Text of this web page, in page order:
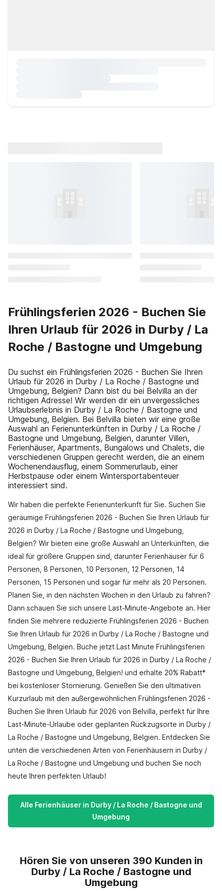
Frühlingsferien 2026 - Buchen Sie
Ihren Urlaub für 2026 in Durby / La
Roche / Bastogne und Umgebung
Du suchst ein Frühlingsferien 2026 - Buchen Sie Ihren
Urlaub für 2026 in Durby / La Roche / Bastogne und
Umgebung, Belgien? Dann bist du bei Belvilla an der
richtigen Adresse! Wir werden dir ein unvergessliches
Urlaubserlebnis in Durby / La Roche / Bastogne und
Umgebung, Belgien. Bei Belvilla bieten wir eine große
Auswahl an Ferienunterkünften in Durby / La Roche /
Bastogne und Umgebung, Belgien, darunter Villen,
Ferienhäuser, Apartments, Bungalows und Chalets, die
verschiedenen Gruppen gerecht werden, die an einem
Wochenendausflug, einem Sommerurlaub, einer
Herbstpause oder einem Wintersportabenteuer
interessiert sind.
Wir haben die perfekte Ferienunterkunft für Sie. Suchen Sie
geräumige Frühlingsferien 2026 - Buchen Sie Ihren Urlaub für
2026 in Durby / La Roche / Bastogne und Umgebung,
Belgien? Wir bieten eine große Auswahl an Unterkünften, die
ideal für größere Gruppen sind, darunter Ferienhäuser für 6
Personen, 8 Personen, 10 Personen, 12 Personen, 14
Personen, 15 Personen und sogar für mehr als 20 Personen.
Planen Sie, in den nächsten Wochen in den Urlaub zu fahren?
Dann schauen Sie sich unsere Last-Minute-Angebote an. Hier
finden Sie mehrere reduzierte Frühlingsferien 2026 - Buchen
Sie Ihren Urlaub für 2026 in Durby / La Roche / Bastogne und
Umgebung, Belgien. Buche jetzt Last Minute Frühlingsferien
2026 - Buchen Sie Ihren Urlaub für 2026 in Durby / La Roche /
Bastogne und Umgebung, Belgien! und erhalte 20% Rabatt*
bei kostenloser Stornierung. Genießen Sie den ultimativen
Kurzurlaub mit den außergewöhnlichen Frühlingsferien 2026 -
Buchen Sie Ihren Urlaub für 2026 von Belvilla, perfekt für Ihre
Last-Minute-Urlaube oder geplanten Rückzugsorte in Durby /
La Roche / Bastogne und Umgebung, Belgien. Entdecken Sie
unten die verschiedenen Arten von Ferienhäusern in Durby /
La Roche / Bastogne und Umgebung und buchen Sie noch
heute Ihren perfekten Urlaub!
Alle Ferienhäuser in Durby / La Roche / Bastogne und
Umgebung
Hören Sie von unseren 390 Kunden in
Durby / La Roche / Bastogne und
Umgebung